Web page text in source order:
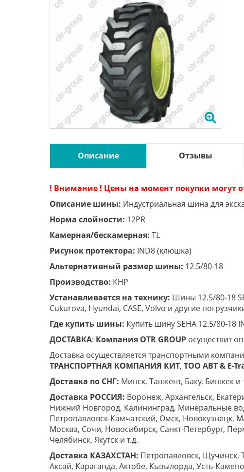
Описание Отзывы
! Внимание ! Цены на момент покупки могут
Описание шины: Индустриальная шина для
Норма слойности: 12PR
Камерная/бескамерная: TL
Рисунок протектора: IND8 (клюшка)
Альтернативный размер шины: 12.5/80-18
Производство: КНР
Устанавливается на технику: Шины 12.5/80-18
Cukurova, Hyundai, CASE, Volvo и другие
Где купить шины: Купить шину SEHA 12.5/80-18
ДОСТАВКА: Компания OTR GROUP осуществит
Доставка осуществляется транспортными
ТРАНСПОРТНАЯ КОМПАНИЯ КИТ, ТОО ABT & E-
Доставка по СНГ: Минск, Ташкент, Баку, Бишкек и
Доставка РОССИЯ: Воронеж, Архангельск,
Нижний Новгород, Калининград, Минеральные
Петропавловск-Камчатский, Омск, Новокузнецк,
Москва, Сочи, Новосибирск, Санкт-Петербург,
Челябинск, Якутск и т.д.
Доставка КАЗАХСТАН: Петропавловск, Щучинск,
Аксай, Караганда, Актобе, Кызылорда, Усть-